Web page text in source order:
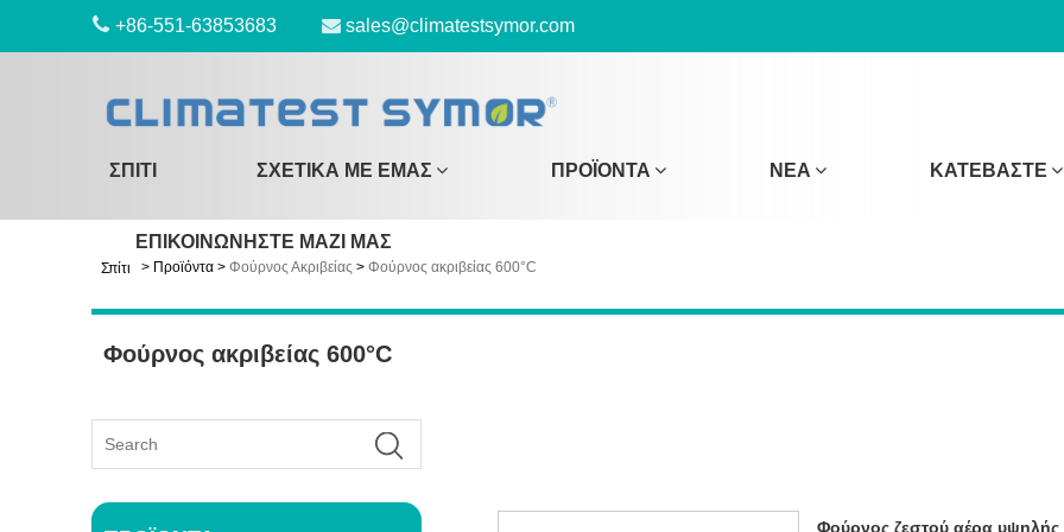
+86-551-63853683 sales@climatestsymor.com
ΣΠΊΤΙ ΣΧΕΤΙΚΆ ΜΕ ΕΜΆΣ ΠΡΟΪΌΝΤΑ ΝΈΑ ΚΑΤΕΒΆΣΤΕ
ΕΠΙΚΟΙΝΩΝΉΣΤΕ ΜΑΖΊ ΜΑΣ
Σπίτι > Προϊόντα > Φούρνος Ακριβείας > Φούρνος ακριβείας 600°C
Φούρνος ακριβείας 600°C
Φούρνος ζεστού αέρα υψηλής